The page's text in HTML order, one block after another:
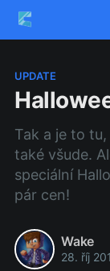
UPDATE
Tak a je to
také všude.
speciální
pár cen!
Wake
28. říj